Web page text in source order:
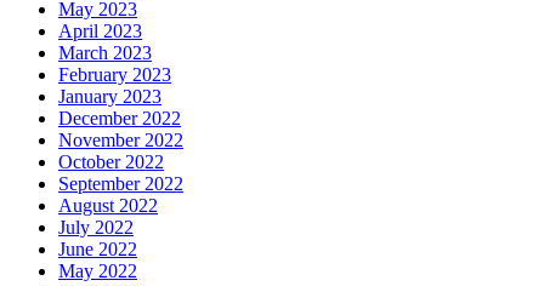
May 2023
April 2023
March 2023
February 2023
January 2023
December 2022
November 2022
October 2022
September 2022
August 2022
July 2022
June 2022
May 2022